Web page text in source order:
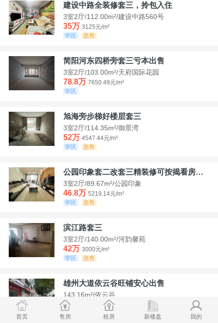
建设中路全装修套三，拎包入住
3室2厅/112.00m²/建设中路560号
35万 3125元/m²
学区
急售
简阳河东四桥旁套三亏本出售
3室2厅/103.00m²/天府国际花园
78.8万 7650.49元/m²
学区
旭海旁步梯好楼层套三
3室2厅/114.35m²/御景湾
52万 4547.44元/m²
学区
急售
公园印象套二改套三精装修可按揭看房方便
3室2厅/89.67m²/公园印象
46.8万 5219.14元/m²
学区
急售
滨江路套三
3室2厅/140.00m²/河韵馨苑
42万 3000元/m²
学区
急售
雄州大道依云谷旺铺安心出售
143.16m²/依云谷
178.8万
12489.52元/m²
学区
首页 售房 租房 新楼盘 我的